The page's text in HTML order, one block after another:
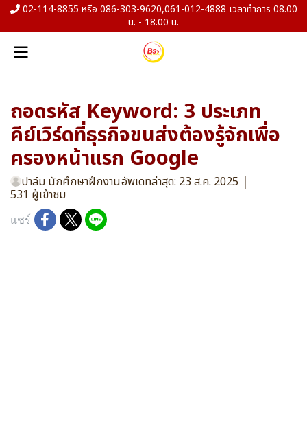
02-114-8855 หรือ 086-303-9620,061-012-4888 เวลาทำการ 08.00
น. - 18.00 น.
ถอดรหัส Keyword: 3 ประเภท
คีย์เวิร์ดที่ธุรกิจขนส่งต้องรู้จักเพื่อ
ครองหน้าแรก Google
ปาล์ม นักศึกษาฝึกงานอัพเดทล่าสุด: 23 ส.ค. 2025
531 ผู้เข้าชม
แชร์